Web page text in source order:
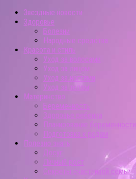
Звездные новости
Здоровье
Болезни
Народные средства
Красота и стиль
Уход за волосами
Уход за лицом
Уход за ногтями
Уход за телом
Материнство
Беременность
Здоровье ребенка
Планирование беременности
Подготовка к родам
Полезно знать
Досуг
Личный рост
Секреты счастливой семьи